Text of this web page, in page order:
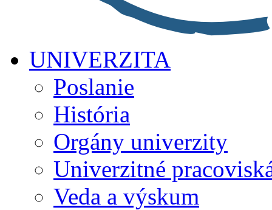
UNIVERZITA
Poslanie
História
Orgány univerzity
Univerzitné
Veda a výskum